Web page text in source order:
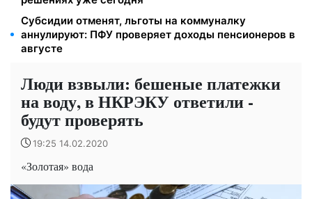
Субсидии отменят, льготы на коммуналку
аннулируют: ПФУ проверяет доходы пенсионеров в
августе
Люди взвыли: бешеные платежки
на воду, в НКРЭКУ ответили -
будут проверять
19:25 14.02.2020
«Золотая» вода